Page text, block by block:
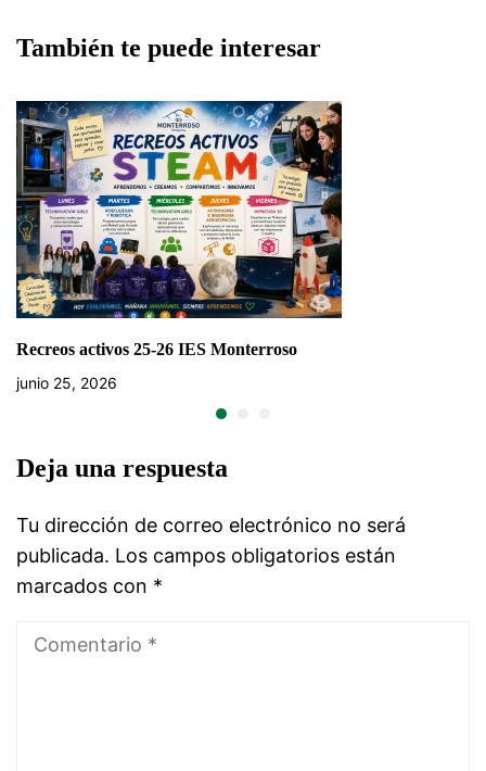
También te puede interesar
Recreos activos 25-26 IES Monterroso
junio 25, 2026
Deja una respuesta
Tu dirección de correo electrónico no será
publicada. Los campos obligatorios están
marcados con *